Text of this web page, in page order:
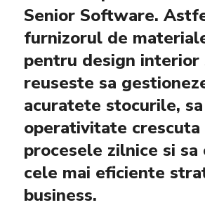
Senior Software.
furnizorul de
pentru design
reuseste sa
acuratete stocurile,
operativitate crescuta
procesele zilnice si sa
cele mai eficiente
business.